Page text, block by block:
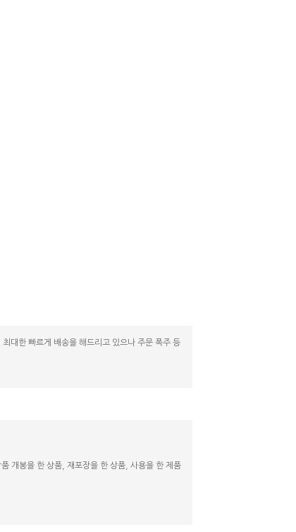
대한 빠르게 배송을 해드리고 있으나 주문 폭주 등
개봉을 한 상품, 재포장을 한 상품, 사용을 한 제품